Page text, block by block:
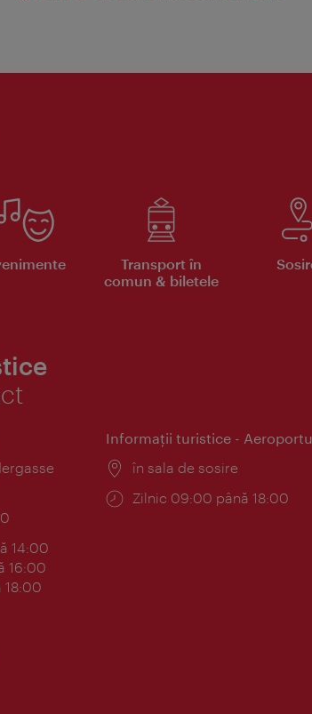
Transport în
comun & biletele
14:00
16:00
18:00
Informaţii turistice -
Locul:
în sala de sosire
Program:
Zilnic 09:00 până 18:00